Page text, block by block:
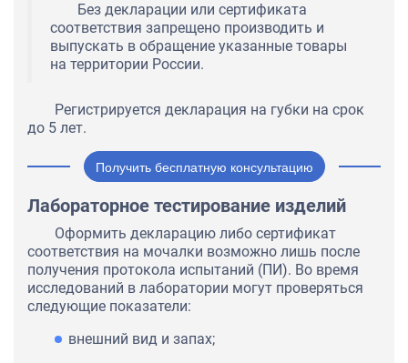
Без декларации или сертификата
соответствия запрещено производить и
выпускать в обращение указанные товары
на территории России.
Регистрируется декларация на губки на срок
до 5 лет.
Получить бесплатную консультацию
Лабораторное тестирование изделий
Оформить декларацию либо сертификат
соответствия на мочалки возможно лишь после
получения протокола испытаний (ПИ). Во время
исследований в лаборатории могут проверяться
следующие показатели:
внешний вид и запах;